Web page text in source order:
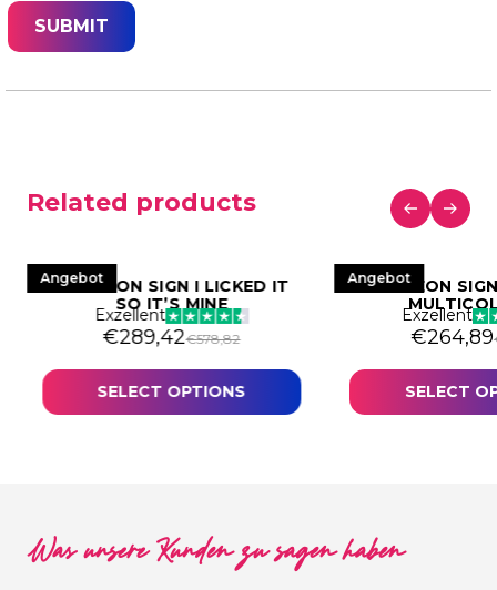
Related products
Angebot
LED NEON SIGN I LICKED IT
SO IT’S MINE
Exzellent
€578,82
Original price was: €578,82.
€289,42
Current price is: €289,42.
SELECT OPTIONS
Angebot
LED NEON
Exzellent
Original
€264,89
Current
SELECT
Was unsere Kunden zu sagen haben